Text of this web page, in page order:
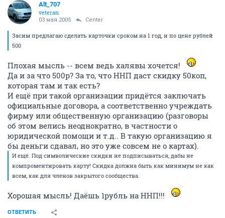
Alt_707
veteran
03 мая 2005 Center
Засим предлагаю сделать карточки сроком на 1 год, и по цене рублей
500
Плохая мысль -- всем ведь халявы хочется!
Да и за что 500р? За то, что ННП даст скидку 50коп,
которая там и так есть?
И ещё при такой организации придётся заключать
официальные договора, а соответственно учреждать
фирму или общественную организацию (разговоры
об этом велись неоднократно, в частности о
юридической помощи и т.д.. В такую организацию я
бы деньги сдавал, но это уже совсем не о картах).
И ещё. Под символические скидки не подписываться, дабы не
компроментировать карту! Скидка должна быть как минимум не как
всем, как для членов закрытого сообщества.
Хорошая мысль! Даёшь 1рубль на ННП!!!
ОТВЕТИТЬ